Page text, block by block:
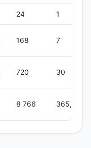
24 1
168 7
720 30
8 766 365,25